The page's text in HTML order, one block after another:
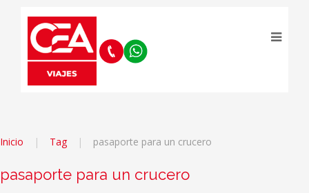
Inicio Tag pasaporte para un crucero
pasaporte para un crucero